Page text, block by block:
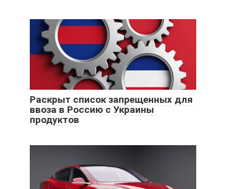
Раскрыт список запрещенных для
ввоза в Россию c Украины
продуктов